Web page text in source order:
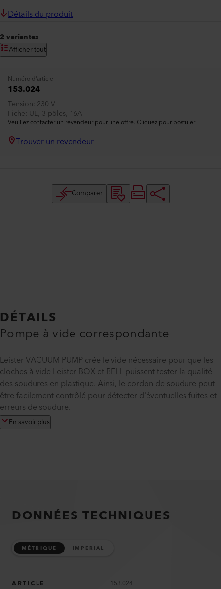
Détails du produit
2 variantes
Afficher tout
Numéro d'article
153.024
Tension 230 V
Fiche UE, 3 pôles, 16A
Veuillez contacter un revendeur pour une offre. Cliquez pour postuler.
Trouver un revendeur
Comparer
DÉTAILS
Pompe à vide correspondante
Leister VACUUM PUMP crée le vide nécessaire pour que les
cloches à vide Leister BOX et BELL puissent tester la qualité
des soudures en plastique. Ainsi, le cordon de soudure peut
être facilement contrôlé pour détecter d'éventuelles fuites et
erreurs de soudure.
En savoir plus
DONNÉES TECHNIQUES
MÉTRIQUE IMPERIAL
ARTICLE 153.024